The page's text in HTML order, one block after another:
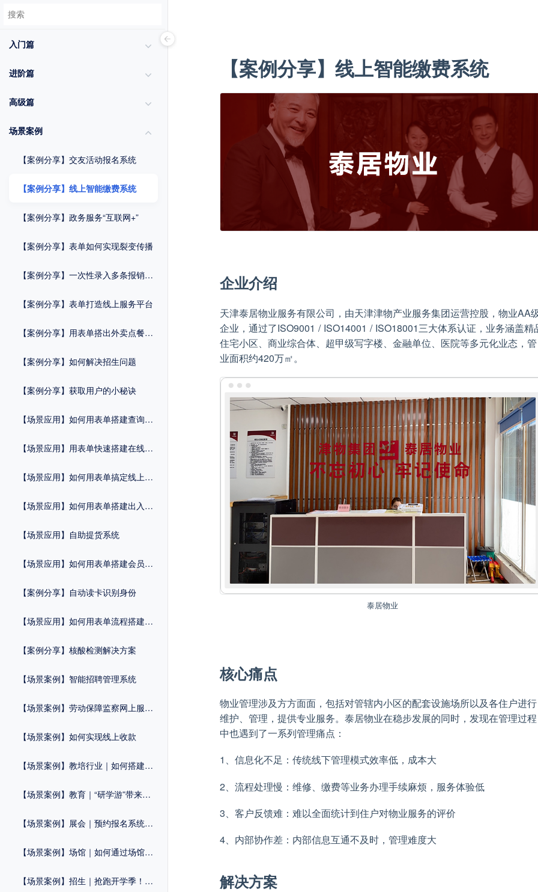
入门篇
进阶篇
高级篇
场景案例
【案例分享】交友活动报名系统
【案例分享】线上智能缴费系统
【案例分享】政务服务“互联网+”
【案例分享】表单如何实现裂变传播
【案例分享】一次性录入多条报销记录
【案例分享】表单打造线上服务平台
【案例分享】用表单搭出外卖点餐系统
【案例分享】如何解决招生问题
【案例分享】获取用户的小秘诀
【场景应用】如何用表单搭建查询系统
【场景应用】用表单快速搭建在线商城
【场景应用】如何用表单搞定线上预约
【场景应用】如何用表单搭建出入管理系统
【场景应用】自助提货系统
【场景应用】如何用表单搭建会员管理系统？
【案例分享】自动读卡识别身份
【场景应用】如何用表单流程搭建维修申报系统？
【案例分享】核酸检测解决方案
【场景案例】智能招聘管理系统
【场景案例】劳动保障监察网上服务平台
【场景案例】如何实现线上收款
【场景案例】教培行业｜如何搭建自己的活动报名系统？
【场景案例】教育｜“研学游”带来报名热！简化流程，招生工作一步到位
【场景案例】展会｜预约报名系统，优化展会流程，拒绝“忙乱杂”
【场景案例】场馆｜如何通过场馆预约系统提升运营效率？
【场景案例】招生｜抢跑开学季！这套「招生系统」提前收藏
【案例分享】线上智能缴费系统
企业介绍
天津泰居物业服务有限公司，由天津津物产业服务集团运营控股，物业AA
企业，通过了ISO9001 / ISO14001 / ISO18001三大体系认证，业务涵盖精
住宅小区、商业综合体、超甲级写字楼、金融单位、医院等多元化业态，管
业面积约420万㎡。
泰居物业
核心痛点
物业管理涉及方方面面，包括对管辖内小区的配套设施场所以及各住户进行
维护、管理，提供专业服务。泰居物业在稳步发展的同时，发现在管理过程
中也遇到了一系列管理痛点：
1、信息化不足：传统线下管理模式效率低，成本大
2、流程处理慢：维修、缴费等业务办理手续麻烦，服务体验低
3、客户反馈难：难以全面统计到住户对物业服务的评价
4、内部协作差：内部信息互通不及时，管理难度大
解决方案